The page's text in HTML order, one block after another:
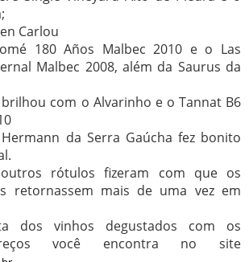
Carlou
180 Años Malbec 2010 e o Las
Malbec 2008, além da Saurus da
brilhou com o Alvarinho e o Tannat B6
da Serra Gaúcha fez bonito
rótulos fizeram com que os
retornassem mais de uma vez em
dos vinhos degustados com os
você encontra no site